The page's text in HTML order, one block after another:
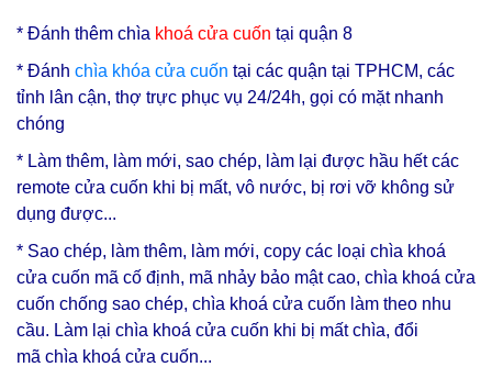
* Đánh thêm chìa khoá cửa cuốn tại quận 8
* Đánh chìa khóa cửa cuốn tại các quận tại TPHCM, các
tỉnh lân cận, thợ trực phục vụ 24/24h, gọi có mặt nhanh
chóng
* Làm thêm, làm mới, sao chép, làm lại được hầu hết các
remote cửa cuốn khi bị mất, vô nước, bị rơi vỡ không sử
dụng được...
* Sao chép, làm thêm, làm mới, copy các loại chìa khoá
cửa cuốn mã cố định, mã nhảy bảo mật cao, chìa khoá cửa
cuốn chống sao chép, chìa khoá cửa cuốn làm theo nhu
cầu. Làm lại chìa khoá cửa cuốn khi bị mất chìa, đổi
mã chìa khoá cửa cuốn...